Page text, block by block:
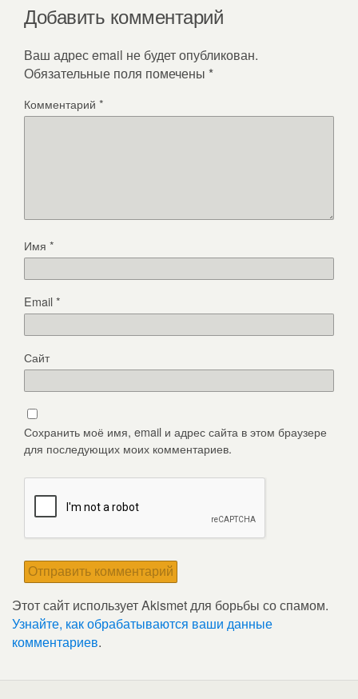
Добавить комментарий
Ваш адрес email не будет опубликован.
Обязательные поля помечены *
Комментарий *
Имя *
Email*
Сайт
Сохранить моё имя, email и адрес сайта в этом браузере
для последующих моих комментариев.
Этот сайт использует Akismet для борьбы со спамом.
Узнайте, как обрабатываются ваши данные
комментариев.